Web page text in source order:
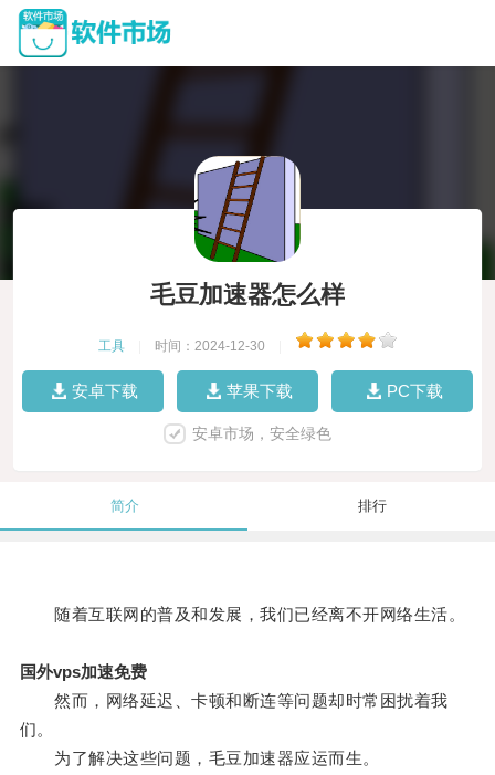
毛豆加速器怎么样
工具 时间：2024-12-30
安卓下载 苹果下载 PC下载
安卓市场，安全绿色
简介 排行
随着互联网的普及和发展，我们已经离不开网络生活。
国外vps加速免费
然而，网络延迟、卡顿和断连等问题却时常困扰着我
们。
为了解决这些问题，毛豆加速器应运而生。